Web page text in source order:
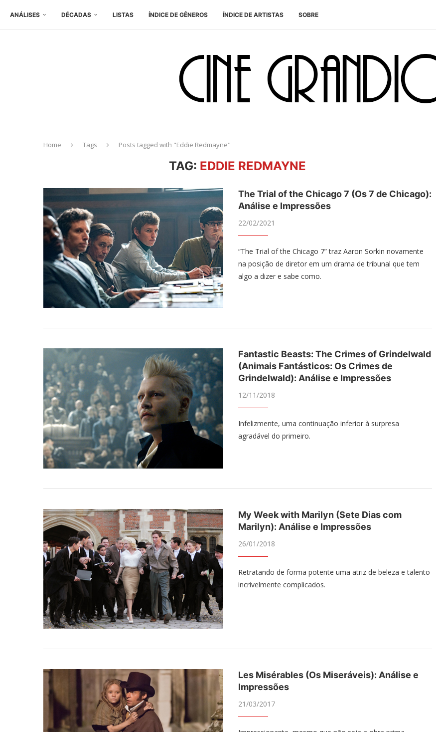
ANÁLISES DÉCADAS LISTAS ÍNDICE DE GÊNEROS ÍNDICE DE ARTISTAS SOBRE
Home Tags Posts tagged with "Eddie Redmayne"
TAG: EDDIE REDMAYNE
The Trial of the Chicago 7 (Os 7 de Chicago):
Análise e Impressões
22/02/2021
“The Trial of the Chicago 7” traz Aaron Sorkin novamente
na posição de diretor em um drama de tribunal que tem
algo a dizer e sabe como.
Fantastic Beasts: The Crimes of Grindelwald
(Animais Fantásticos: Os Crimes de
Grindelwald): Análise e Impressões
12/11/2018
Infelizmente, uma continuação inferior à surpresa
agradável do primeiro.
My Week with Marilyn (Sete Dias com
Marilyn): Análise e Impressões
26/01/2018
Retratando de forma potente uma atriz de beleza e talento
incrivelmente complicados.
Les Misérables (Os Miseráveis): Análise e
Impressões
21/03/2017